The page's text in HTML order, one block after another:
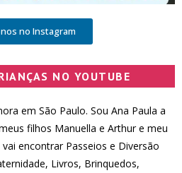
no Instagram
NO YOUTUBE
em São Paulo. Sou Ana Paula a
filhos Manuella e Arthur e meu
encontrar Passeios e Diversão
Livros, Brinquedos,